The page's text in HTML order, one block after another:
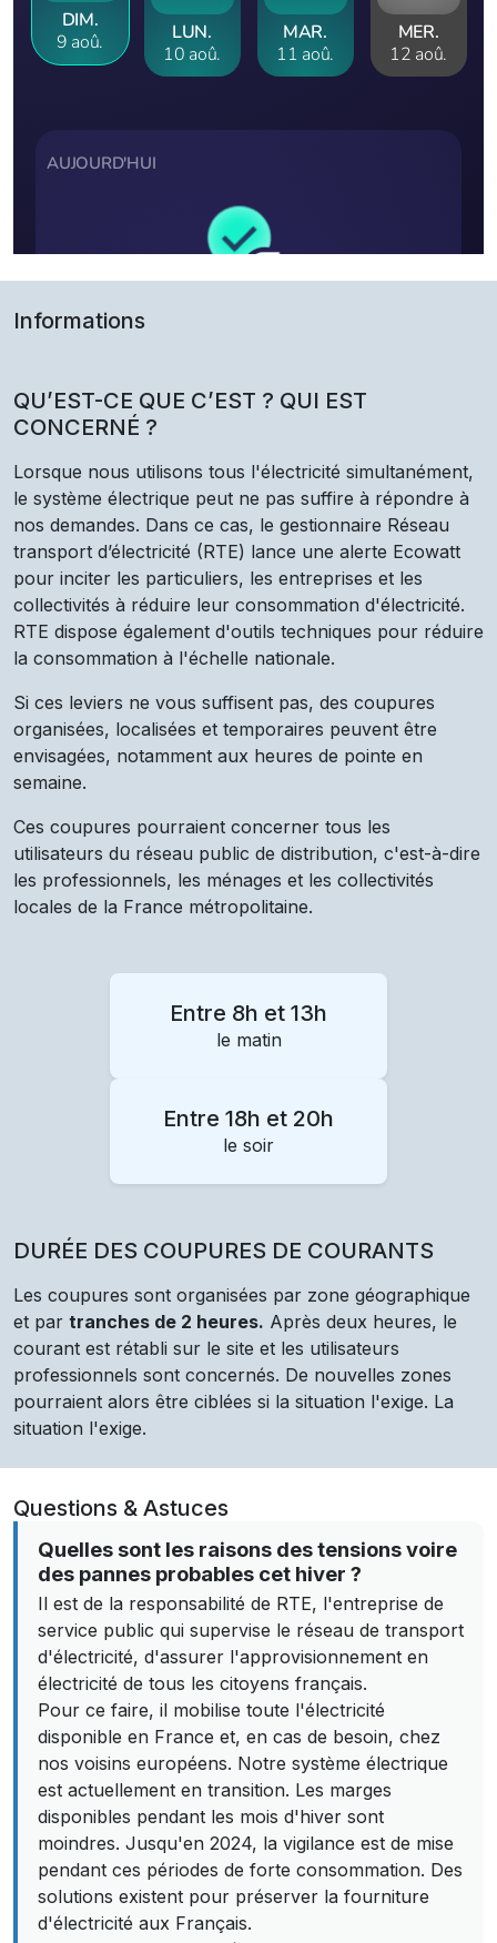
Informations
QU’EST-CE QUE C’EST ? QUI EST
CONCERNÉ ?
Lorsque nous utilisons tous l'électricité simultanément,
le système électrique peut ne pas suffire à répondre à
nos demandes. Dans ce cas, le gestionnaire Réseau
transport d’électricité (RTE) lance une alerte Ecowatt
pour inciter les particuliers, les entreprises et les
collectivités à réduire leur consommation d'électricité.
RTE dispose également d'outils techniques pour réduire
la consommation à l'échelle nationale.
Si ces leviers ne vous suffisent pas, des coupures
organisées, localisées et temporaires peuvent être
envisagées, notamment aux heures de pointe en
semaine.
Ces coupures pourraient concerner tous les
utilisateurs du réseau public de distribution, c'est-à-dire
les professionnels, les ménages et les collectivités
locales de la France métropolitaine.
Entre 8h et 13h
le matin
Entre 18h et 20h
le soir
DURÉE DES COUPURES DE COURANTS
Les coupures sont organisées par zone géographique
et par tranches de 2 heures. Après deux heures, le
courant est rétabli sur le site et les utilisateurs
professionnels sont concernés. De nouvelles zones
pourraient alors être ciblées si la situation l'exige. La
situation l'exige.
Questions & Astuces
Quelles sont les raisons des tensions voire
des pannes probables cet hiver ?
Il est de la responsabilité de RTE, l'entreprise de
service public qui supervise le réseau de transport
d'électricité, d'assurer l'approvisionnement en
électricité de tous les citoyens français.
Pour ce faire, il mobilise toute l'électricité
disponible en France et, en cas de besoin, chez
nos voisins européens. Notre système électrique
est actuellement en transition. Les marges
disponibles pendant les mois d'hiver sont
moindres. Jusqu'en 2024, la vigilance est de mise
pendant ces périodes de forte consommation. Des
solutions existent pour préserver la fourniture
d'électricité aux Français.